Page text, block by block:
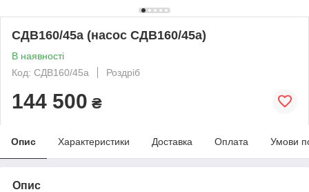
СДВ160/45а (насос СДВ160/45а)
В наявності
Код: СДВ160/45а
Роздріб
144 500 ₴
Опис Характеристики Доставка Оплата Умови
Опис